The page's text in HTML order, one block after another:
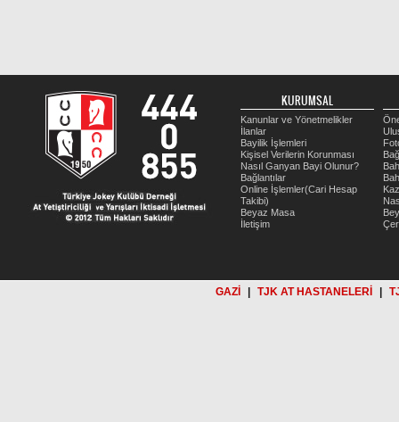
KURUMSAL
Kanunlar ve Yönetmelikler
İlanlar
Bayilik İşlemleri
Kişisel Verilerin Korunması
Nasıl Ganyan Bayi Olunur?
Bağlantılar
Online İşlemler(Cari Hesap
Takibi)
Beyaz Masa
İletişim
GAZİ TJK AT HASTANELERİ